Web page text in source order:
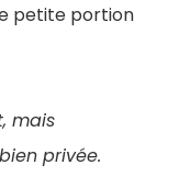
petite portion
mais
privée.